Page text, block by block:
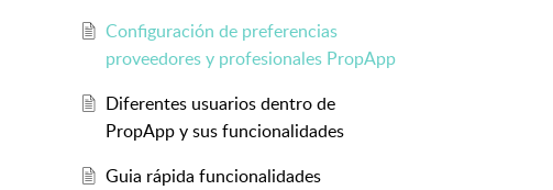
Configuración de preferencias
proveedores y profesionales PropApp
Diferentes usuarios dentro de
PropApp y sus funcionalidades
Guia rápida funcionalidades